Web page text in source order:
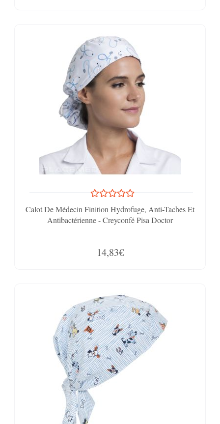
Calot De Médecin Finition Hydrofuge, Anti-Taches Et
Antibactérienne - Creyconfé Pisa Doctor
14,83€